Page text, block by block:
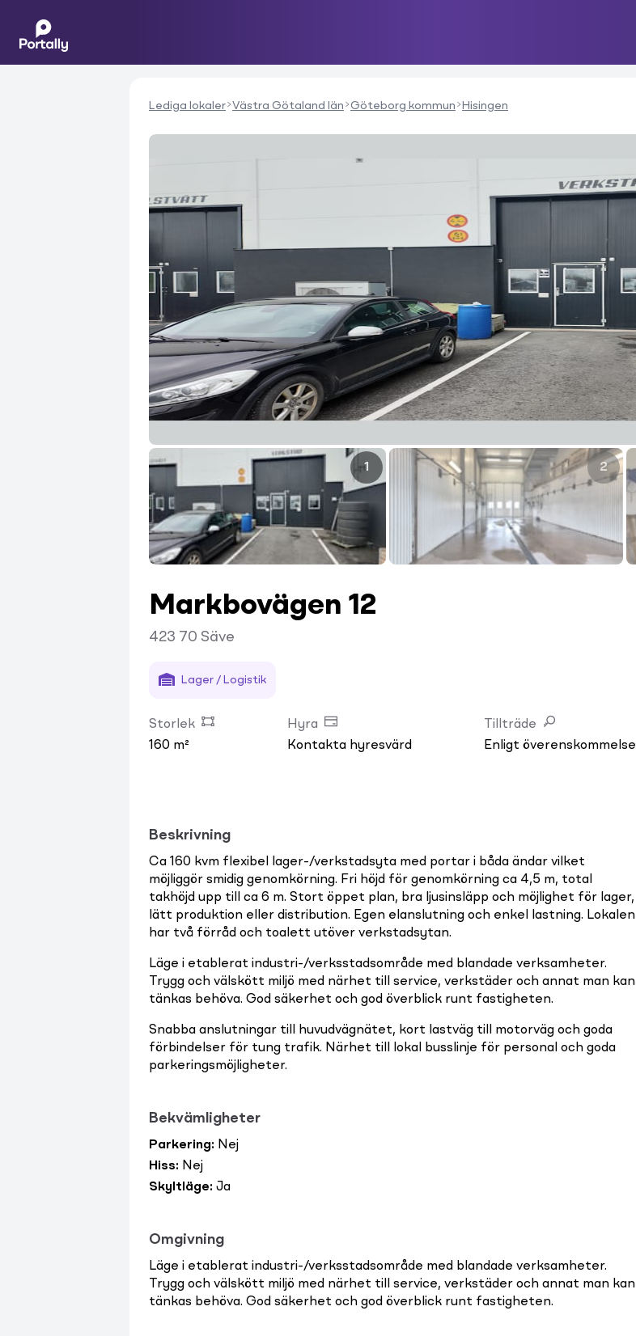
Lediga lokaler Västra Götaland län Göteborg kommun Hisingen
1 2
Markbovägen 12
423 70 Säve
Lager / Logistik
Storlek
160 m²
Hyra
Kontakta hyresvärd
Tillträde
Enligt överenskommelse
Beskrivning
Ca 160 kvm flexibel lager-/verkstadsyta med portar i båda ändar vilket
möjliggör smidig genomkörning. Fri höjd för genomkörning ca 4,5 m, total
takhöjd upp till ca 6 m. Stort öppet plan, bra ljusinsläpp och möjlighet för lager,
lätt produktion eller distribution. Egen elanslutning och enkel lastning. Lokalen
har två förråd och toalett utöver verkstadsytan.
Läge i etablerat industri-/verksstadsområde med blandade verksamheter.
Trygg och välskött miljö med närhet till service, verkstäder och annat man kan
tänkas behöva. God säkerhet och god överblick runt fastigheten.
Snabba anslutningar till huvudvägnätet, kort lastväg till motorväg och goda
förbindelser för tung trafik. Närhet till lokal busslinje för personal och goda
parkeringsmöjligheter.
Bekvämligheter
Parkering: Nej
Hiss: Nej
Skyltläge: Ja
Omgivning
Läge i etablerat industri-/verksstadsområde med blandade verksamheter.
Trygg och välskött miljö med närhet till service, verkstäder och annat man kan
tänkas behöva. God säkerhet och god överblick runt fastigheten.